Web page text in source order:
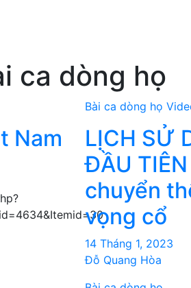
ca dòng họ
Nam
Bài ca dòng họ
LỊCH SỬ
ĐẦU
chuyển
vọng cổ
14 Tháng 1, 2023
Đỗ Quang Hòa